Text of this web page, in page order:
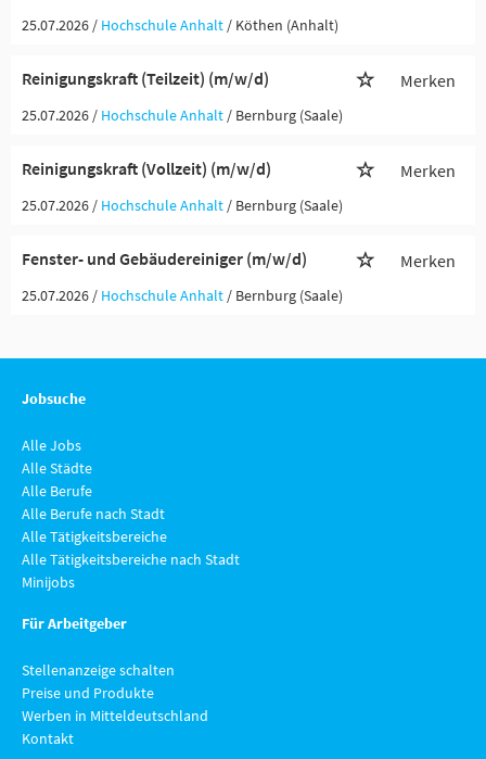
25.07.2026 / Hochschule Anhalt / Köthen (Anhalt)
Reinigungskraft (Teilzeit) (m/w/d) Merken
25.07.2026 / Hochschule Anhalt / Bernburg (Saale)
Reinigungskraft (Vollzeit) (m/w/d) Merken
25.07.2026 / Hochschule Anhalt / Bernburg (Saale)
Fenster- und Gebäudereiniger (m/w/d) Merken
25.07.2026 / Hochschule Anhalt / Bernburg (Saale)
Jobsuche
Alle Jobs
Alle Städte
Alle Berufe
Alle Berufe nach Stadt
Alle Tätigkeitsbereiche
Alle Tätigkeitsbereiche nach Stadt
Minijobs
Für Arbeitgeber
Stellenanzeige schalten
Preise und Produkte
Werben in Mitteldeutschland
Kontakt